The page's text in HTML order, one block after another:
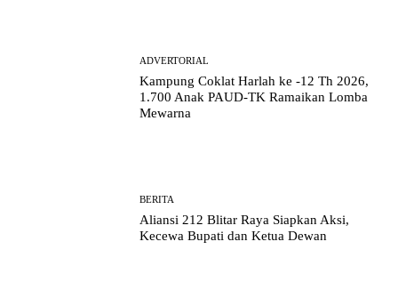
ADVERTORIAL
Kampung Coklat Harlah ke -12 Th 2026,
1.700 Anak PAUD-TK Ramaikan Lomba
Mewarna
BERITA
Aliansi 212 Blitar Raya Siapkan Aksi,
Kecewa Bupati dan Ketua Dewan